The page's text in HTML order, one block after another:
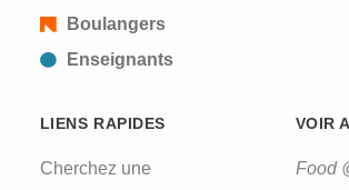
Boulangers
Enseignants
LIENS RAPIDES
Cherchez une
VOIR
Food